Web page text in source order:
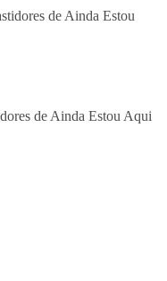
de Ainda Estou Aqui